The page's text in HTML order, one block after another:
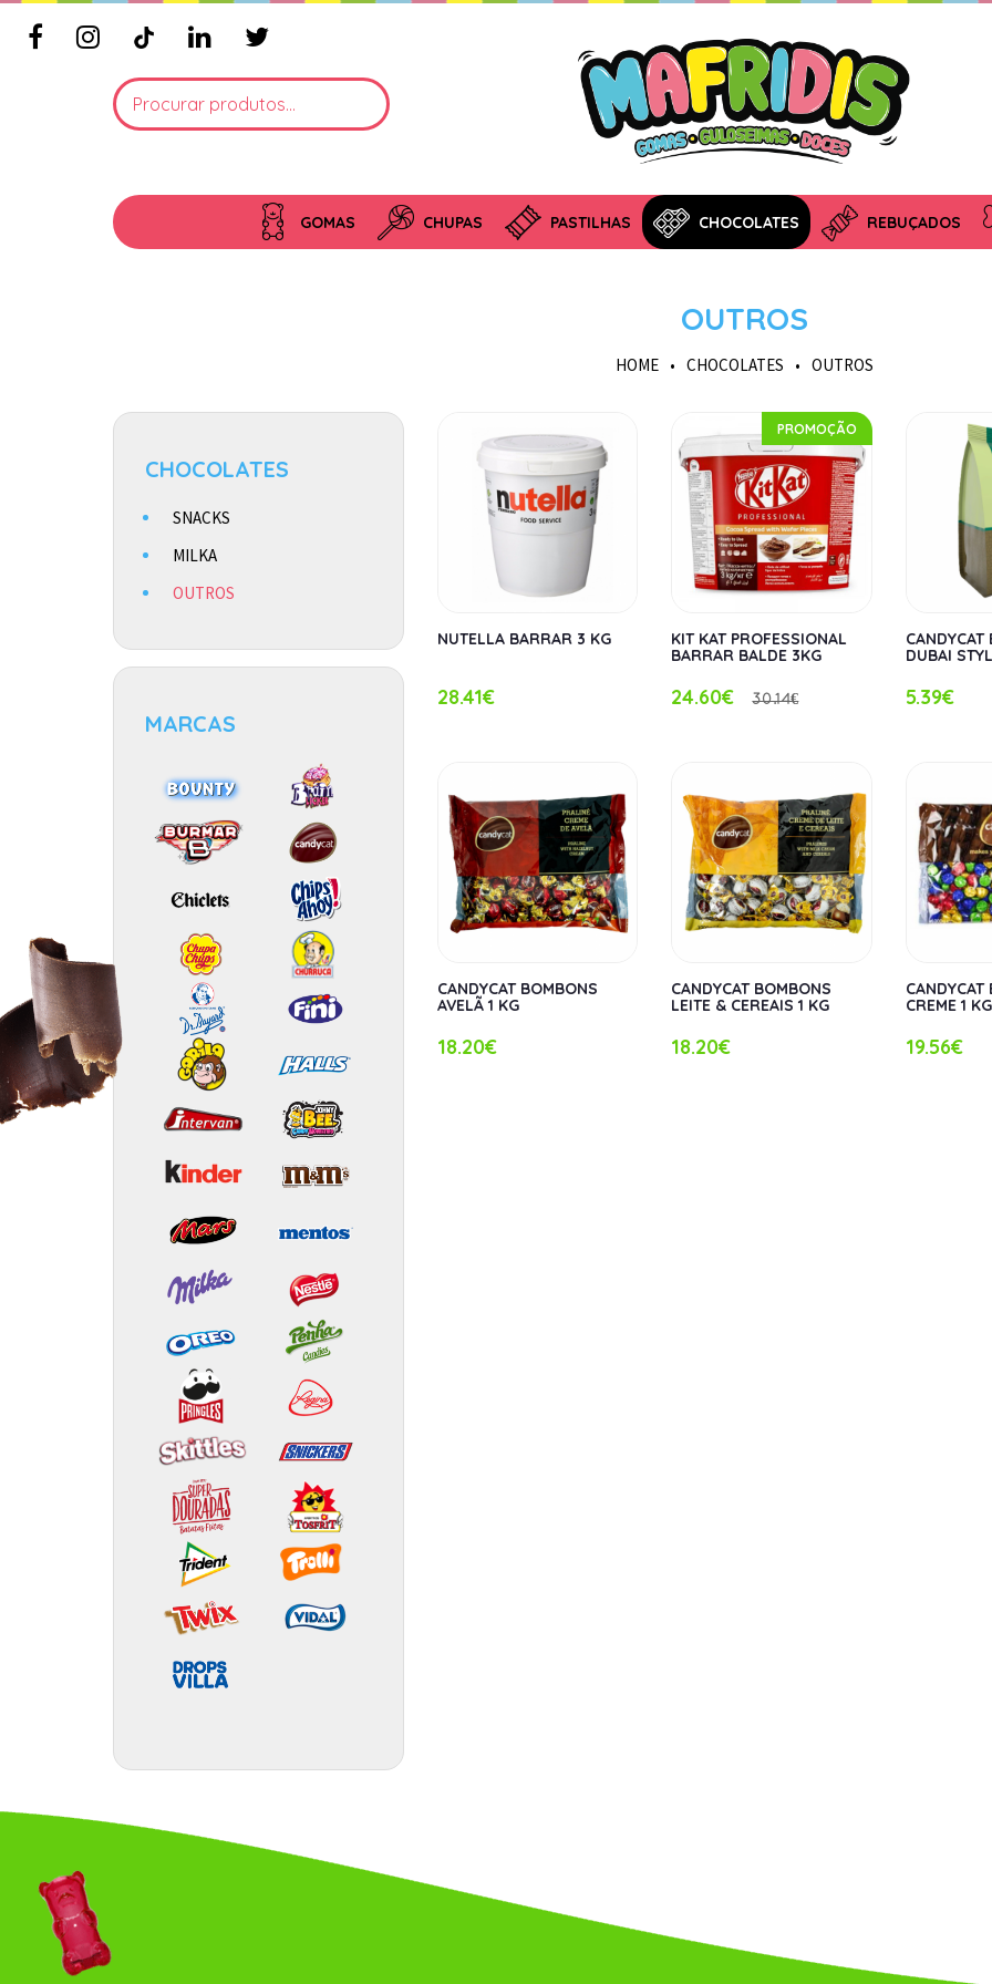
GOMAS CHUPAS PASTILHAS CHOCOLATES REBUÇADOS
OUTROS
HOME • CHOCOLATES • OUTROS
CHOCOLATES
SNACKS
MILKA
OUTROS
MARCAS
NUTELLA BARRAR 3 KG
28.41€
PROMOÇÃO
KIT KAT PROFESSIONAL
BARRAR BALDE 3KG
24.60€ 30.14€
CANDYCAT
DUBAI
5.39€
CANDYCAT BOMBONS
AVELÃ 1 KG
18.20€
CANDYCAT BOMBONS
LEITE & CEREAIS 1 KG
18.20€
CANDYCAT
CREME 1 KG
19.56€